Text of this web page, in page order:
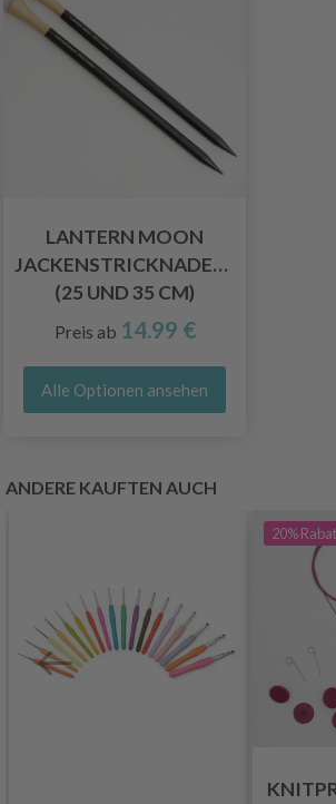
LANTERN MOON
JACKENSTRICKNADELN
(25 UND 35 CM)
Preis ab 14.99 €
Alle Optionen ansehen
ANDERE KAUFTEN AUCH
20%